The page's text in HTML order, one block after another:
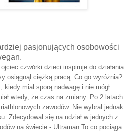
pasjonujących osobowości
czwórki dzieci inspiruje do działania
osiągnął ciężką pracą. Co go wyróżnia?
kiedy miał sporą nadwagę i nie mógł
wtedy, że czas na zmiany. Po 2 latach
zawodów. Nie wybrał jednak
Zdecydował się na udział w jednych z
na świecie - Ultraman. To co pociąga